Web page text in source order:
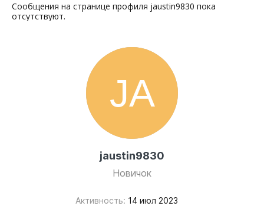
jaustin9830
Новичок
Активность: 14 июл 2023
Сообщения на странице профиля jaustin9830 пока
отсутствуют.